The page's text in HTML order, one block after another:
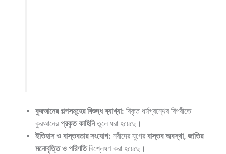
কুরআনের গল্পসমূহের বিশুদ্ধ ব্যাখ্যা: বিকৃত ধর্মগ্রন্থের বিপরীতে
কুরআনেরপ্রকৃত কাহিনিতুলে ধরা হয়েছে।
ইতিহাস ও বাস্তবতার সংযোগ: নবীদের যুগেরবাস্তব অবস্থা, জাতির
মনোবৃত্তি ও পরিণতিবিশ্লেষণ করা হয়েছে।